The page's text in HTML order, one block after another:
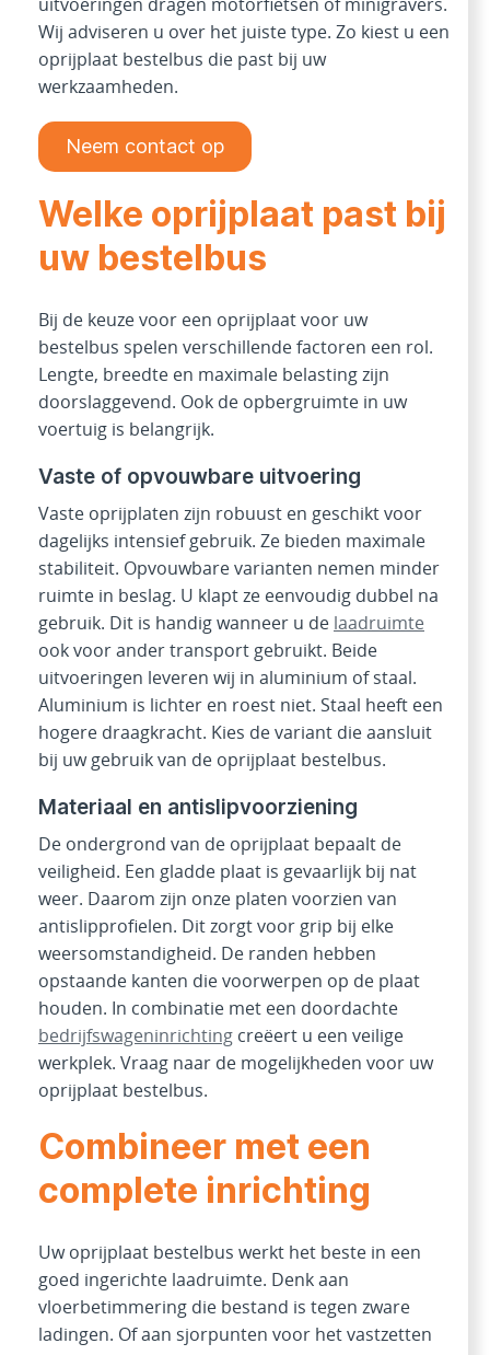
Wij adviseren u over het juiste type. Zo kiest u een
oprijplaat bestelbus die past bij uw
werkzaamheden.
Neem contact op
Welke oprijplaat past bij
uw bestelbus
Bij de keuze voor een oprijplaat voor uw
bestelbus spelen verschillende factoren een rol.
Lengte, breedte en maximale belasting zijn
doorslaggevend. Ook de opbergruimte in uw
voertuig is belangrijk.
Vaste of opvouwbare uitvoering
Vaste oprijplaten zijn robuust en geschikt voor
dagelijks intensief gebruik. Ze bieden maximale
stabiliteit. Opvouwbare varianten nemen minder
ruimte in beslag. U klapt ze eenvoudig dubbel na
gebruik. Dit is handig wanneer u de laadruimte
ook voor ander transport gebruikt. Beide
uitvoeringen leveren wij in aluminium of staal.
Aluminium is lichter en roest niet. Staal heeft een
hogere draagkracht. Kies de variant die aansluit
bij uw gebruik van de oprijplaat bestelbus.
Materiaal en antislipvoorziening
De ondergrond van de oprijplaat bepaalt de
veiligheid. Een gladde plaat is gevaarlijk bij nat
weer. Daarom zijn onze platen voorzien van
antislipprofielen. Dit zorgt voor grip bij elke
weersomstandigheid. De randen hebben
opstaande kanten die voorwerpen op de plaat
houden. In combinatie met een doordachte
bedrijfswageninrichting creëert u een veilige
werkplek. Vraag naar de mogelijkheden voor uw
oprijplaat bestelbus.
Combineer met een
complete inrichting
Uw oprijplaat bestelbus werkt het beste in een
goed ingerichte laadruimte. Denk aan
vloerbetimmering die bestand is tegen zware
ladingen. Of aan sjorpunten voor het vastzetten